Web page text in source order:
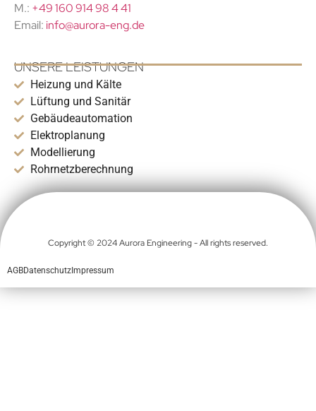
M.: +49 160 914 98 4 41
Email: info@aurora-eng.de
UNSERE LEISTUNGEN
Heizung und Kälte
Lüftung und Sanitär
Gebäudeautomation
Elektroplanung
Modellierung
Rohrnetzberechnung
Copyright © 2024 Aurora Engineering - All rights reserved.
AGBDatenschutz Impressum